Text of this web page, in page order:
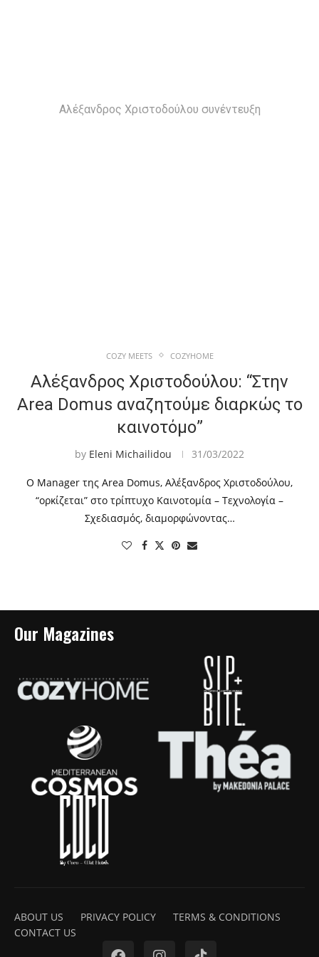
Αλέξανδρος Χριστοδούλου συνέντευξη
COZY MEETS COZYHOME
Αλέξανδρος Χριστοδούλου: “Στην
Area Domus αναζητούμε διαρκώς το
καινοτόμο”
by Eleni Michailidou 31/03/2022
O Manager της Area Domus, Αλέξανδρος Χριστοδούλου,
“ορκίζεται” στο τρίπτυχο Καινοτομία – Tεχνολογία –
Σχεδιασμός, διαμορφώνοντας…
Our Magazines
ABOUT US PRIVACY POLICY
TERMS & CONDITIONS
CONTACT US